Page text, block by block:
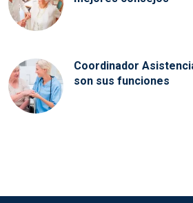
Coordinador
son sus funciones